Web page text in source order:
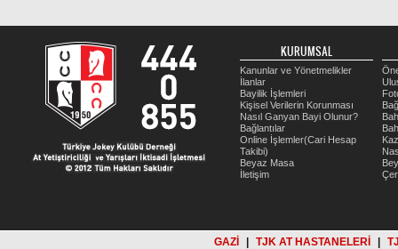
KURUMSAL
Kanunlar ve Yönetmelikler
İlanlar
Bayilik İşlemleri
Kişisel Verilerin Korunması
Nasıl Ganyan Bayi Olunur?
Bağlantılar
Online İşlemler(Cari Hesap
Takibi)
Beyaz Masa
İletişim
GAZİ TJK AT HASTANELERİ